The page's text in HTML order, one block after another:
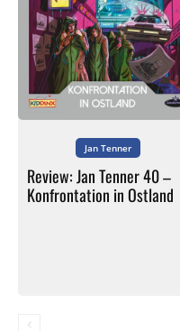
Jan Tenner
Review: Jan Tenner 40 –
Konfrontation in Ostland